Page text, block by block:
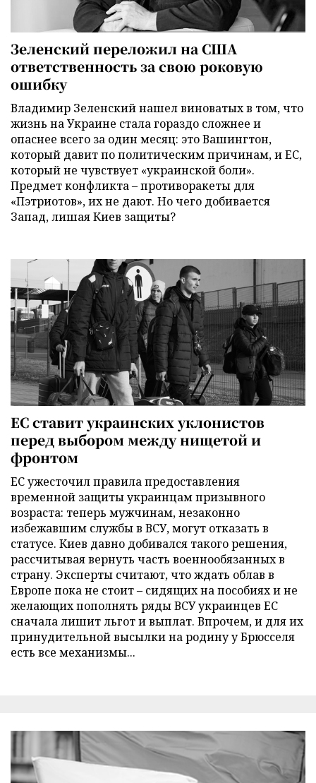
Зеленский переложил на США
ответственность за свою роковую
ошибку
Владимир Зеленский нашел виноватых в том, что
жизнь на Украине стала гораздо сложнее и
опаснее всего за один месяц: это Вашингтон,
который давит по политическим причинам, и ЕС,
который не чувствует «украинской боли».
Предмет конфликта – противоракеты для
«Пэтриотов», их не дают. Но чего добивается
Запад, лишая Киев защиты?
ЕС ставит украинских уклонистов
перед выбором между нищетой и
фронтом
ЕС ужесточил правила предоставления
временной защиты украинцам призывного
возраста: теперь мужчинам, незаконно
избежавшим службы в ВСУ, могут отказать в
статусе. Киев давно добивался такого решения,
рассчитывая вернуть часть военнообязанных в
страну. Эксперты считают, что ждать облав в
Европе пока не стоит – сидящих на пособиях и не
желающих пополнять ряды ВСУ украинцев ЕС
сначала лишит льгот и выплат. Впрочем, и для их
принудительной высылки на родину у Брюсселя
есть все механизмы...